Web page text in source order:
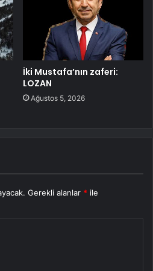
İki Mustafa’nın zaferi:
LOZAN
Ağustos 5, 2026
Gerekli alanlar * ile